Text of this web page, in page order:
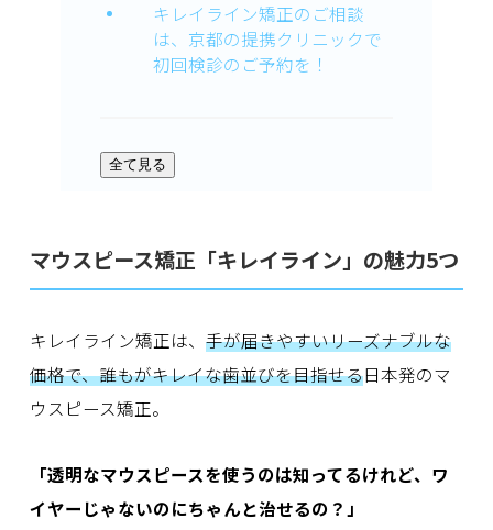
キレイライン矯正のご相談
は、京都の提携クリニックで
初回検診のご予約を！
全て見る
マウスピース矯正「キレイライン」の魅力5つ
キレイライン矯正は、手が届きやすいリーズナブルな
価格で、誰もがキレイな歯並びを目指せる日本発のマ
ウスピース矯正。
「透明なマウスピースを使うのは知ってるけれど、ワ
イヤーじゃないのにちゃんと治せるの？」